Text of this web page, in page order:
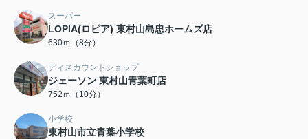
スーパー
LOPIA(ロピア) 東村山島忠ホームズ店
630ｍ（8分）
ディスカウントショップ
ジェーソン 東村山青葉町店
752ｍ（10分）
小学校
東村山市立青葉小学校